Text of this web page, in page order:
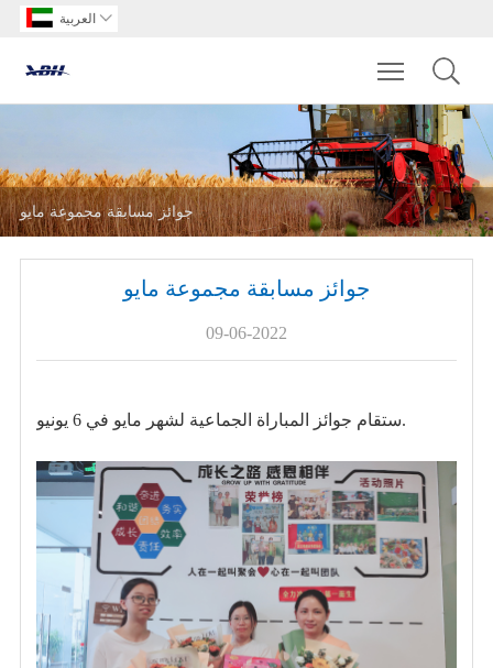
العربية 
Toggle
جوائز مسابقة مجموعة مايو
جوائز مسابقة مجموعة مايو
09-06-2022
ستقام جوائز المباراة الجماعية لشهر مايو في 6 يونيو.